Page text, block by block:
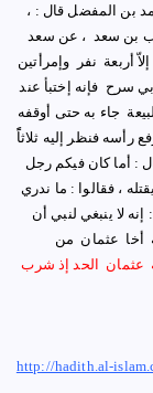
بن المفضل ‏قال : ،
بن سعد ‏ ‏، عن ‏سعد
‏‏أربعة ‏ ‏نفر ‏ ‏وإمرأتين
سرح ‏ ‏فإنه إختبأ عند
‏جاء به حتى أوقفه
رأسه فنظر إليه ثلاثاًً
: أما كان فيكم رجل
، فقالوا : ما ندري
لا ينبغي لنبي أن
‏أخا ‏ ‏عثمان ‏ ‏من
‏عثمان ‏ ‏الحد إذ شرب
http://hadith.al-